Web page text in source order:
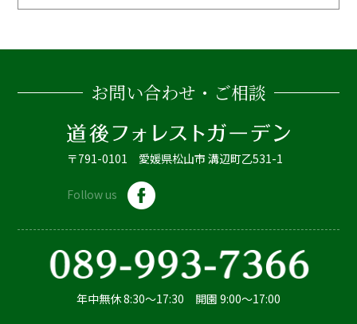
お問い合わせ・ご相談
〒791-0101 愛媛県松山市 溝辺町乙531-1
Follow us
年中無休 8:30～17:30 開園 9:00～17:00